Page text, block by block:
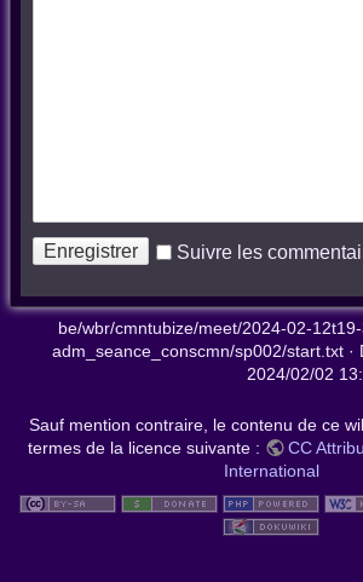
Suivre les
be/wbr/cmntubize/meet/2024-02-
adm_seance_conscmn/sp002/start.txt ·
2024/02/02
Sauf mention contraire, le contenu de ce
termes de la licence suivante :
CC
International